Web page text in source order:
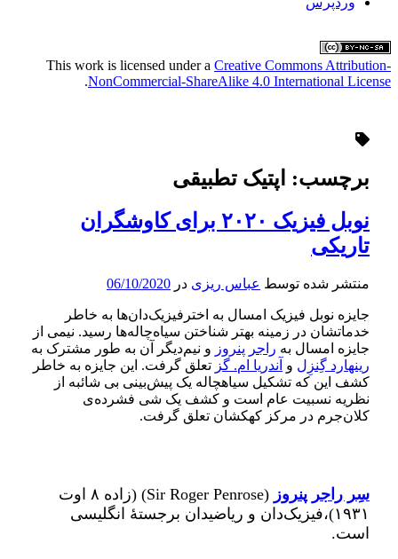
This work is licensed under a Creative Commons Attribution-
NonCommercial-ShareAlike 4.0 International License
.
برچسب:
اپتیک تطبیقی
نوبل فیزیک ۲۰۲۰ برای کاوشگران
تاریکی
منتشر شده توسط عباس ریزی در 06/10/2020
جایزه نوبل فیزیک امسال به اخترفیزیک‌دان‌ها به خاطر
خدماتشان در زمینه بهتر شناختن سیاه‌چاله‌ها رسید. نیمی از
جایزه امسال به راجر پنروز و نیم‌دیگر آن به طور مشترک به
رینهارد گِنزِل و آندریا ام. گز تعلق گرفت. این جایزه به خاطر
کشف این که تشکیل سیاهچاله یک پیش‌بینی بی شائبه از
نظریه نسبیت عام است و کشف یک شی فشرده‌ی
کلان‌جرم در مرکز کهکشان تعلق گرفت.
سِر راجر پنروز
(Sir Roger Penrose) (زاده ۸ اوت
۱۹۳۱)،فیزیک‌دان و ریاضیدان برجستهٔ انگلیسی
است.